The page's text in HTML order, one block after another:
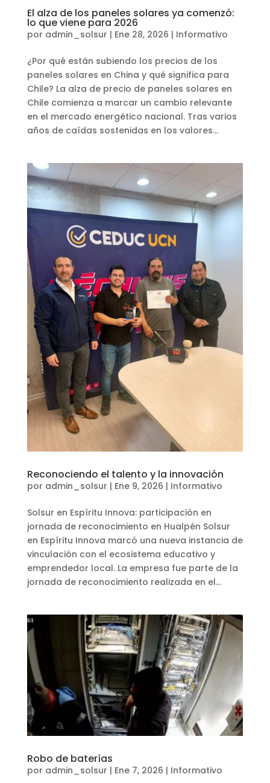
El alza de los paneles solares ya comenzó:
lo que viene para 2026
por admin_solsur | Ene 28, 2026 | Informativo
¿Por qué están subiendo los precios de los
paneles solares en China y qué significa para
Chile? La alza de precio de paneles solares en
Chile comienza a marcar un cambio relevante
en el mercado energético nacional. Tras varios
años de caídas sostenidas en los valores...
Reconociendo el talento y la innovación
por admin_solsur | Ene 9, 2026 | Informativo
Solsur en Espíritu Innova: participación en
jornada de reconocimiento en Hualpén Solsur
en Espíritu Innova marcó una nueva instancia de
vinculación con el ecosistema educativo y
emprendedor local. La empresa fue parte de la
jornada de reconocimiento realizada en el...
Robo de baterías
por admin_solsur | Ene 7, 2026 | Informativo